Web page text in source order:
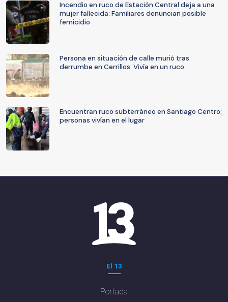
Incendio en ruco de Estación Central deja a una
mujer fallecida: Familiares denuncian posible
femicidio
Persona en situación de calle murió tras
derrumbe en Cerrillos: Vivía en un ruco
Encuentran ruco subterráneo en Santiago Centro:
personas vivían en el lugar
El 13
Portada